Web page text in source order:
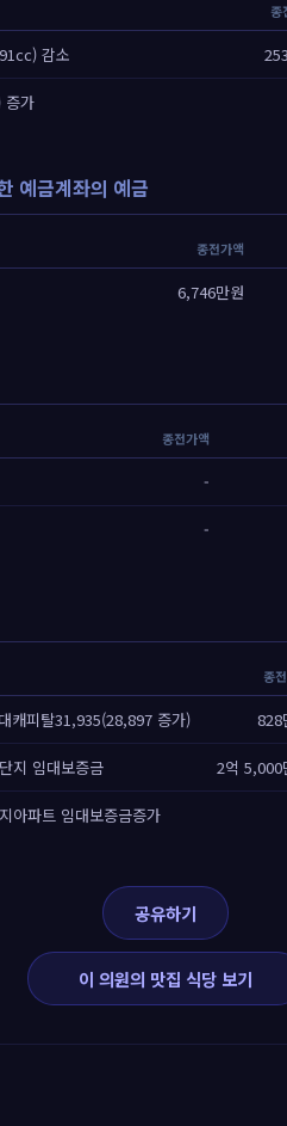
종
감소
증가
예금계좌의 예금
종전가액
6,746만원
종전가액
-
-
종
캐피탈31,935(28,897 증가) 828
지 임대보증금 2억 5,000
아파트 임대보증금증가
공유하기
이 의원의 맛집 식당 보기